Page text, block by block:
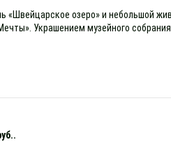
«Швейцарское озеро» и небольшой
Украшением музейного